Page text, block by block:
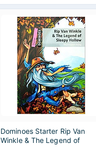
Dominoes Starter Rip Van
Winkle & The Legend of